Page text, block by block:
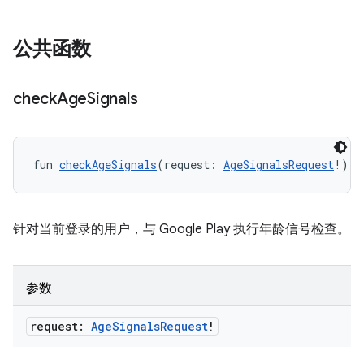
公共函数
checkAgeSignals
fun checkAgeSignals(request: AgeSignalsRequest!):
针对当前登录的用户，与 Google Play 执行年龄信号检查。
参数
request: AgeSignalsRequest!